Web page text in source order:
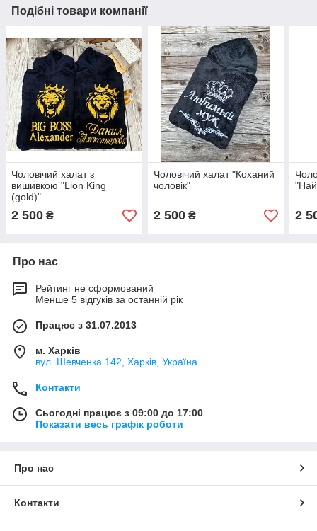
Подібні товари компанії
Чоловічий халат з
вишивкою "Lion King
(gold)"
2 500 ₴
Чоловічий халат "Коханий
чоловік"
2 500₴ 2
Про нас
Рейтинг не сформований
Менше 5 відгуків за останній рік
Працює з 31.07.2013
м. Харків
вул. Шевченка 142, Харків, Україна
Контакти
Сьогодні працює з 09:00 до 17:00
Показати весь графік роботи
Про нас
Контакти